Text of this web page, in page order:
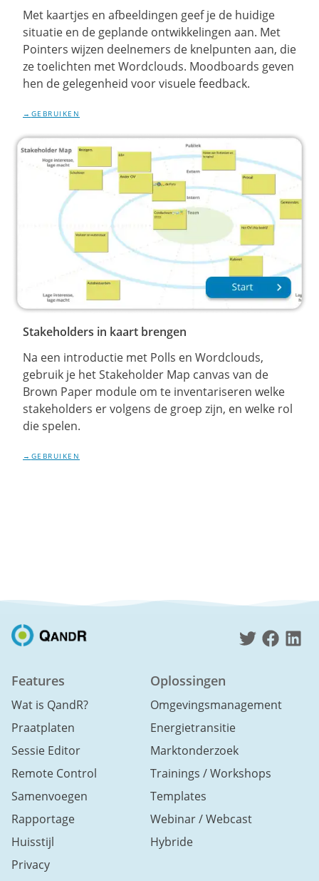
Met kaartjes en afbeeldingen geef je de huidige
situatie en de geplande ontwikkelingen aan. Met
Pointers wijzen deelnemers de knelpunten aan, die
ze toelichten met Wordclouds. Moodboards geven
hen de gelegenheid voor visuele feedback.
GEBRUIKEN
Stakeholders in kaart brengen
Na een introductie met Polls en Wordclouds,
gebruik je het Stakeholder Map canvas van de
Brown Paper module om te inventariseren welke
stakeholders er volgens de groep zijn, en welke rol
die spelen.
GEBRUIKEN
Features
Wat is QandR?
Praatplaten
Sessie Editor
Remote Control
Samenvoegen
Rapportage
Huisstijl
Privacy
Oplossingen
Omgevingsmanagement
Energietransitie
Marktonderzoek
Trainings / Workshops
Templates
Webinar / Webcast
Hybride